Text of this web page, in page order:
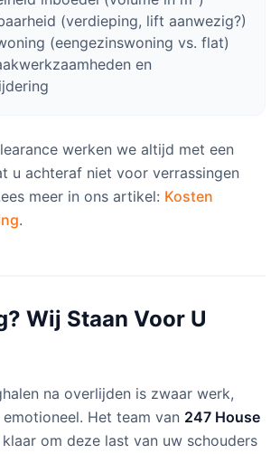
(verdieping, lift aanwezig?)
(eengezinswoning vs. flat)
en
werken we altijd met een
u achteraf niet voor verrassingen
meer in ons artikel: Kosten
.
Wij Staan Voor U
na overlijden is zwaar werk,
Het team van 247 House
om deze last van uw schouders